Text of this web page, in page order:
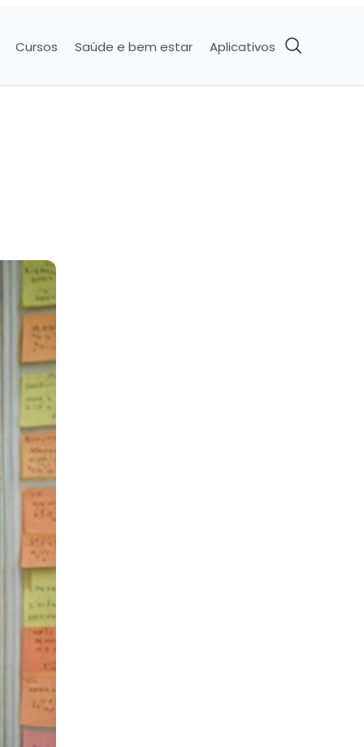
Cursos Saúde e bem estar Aplicativos